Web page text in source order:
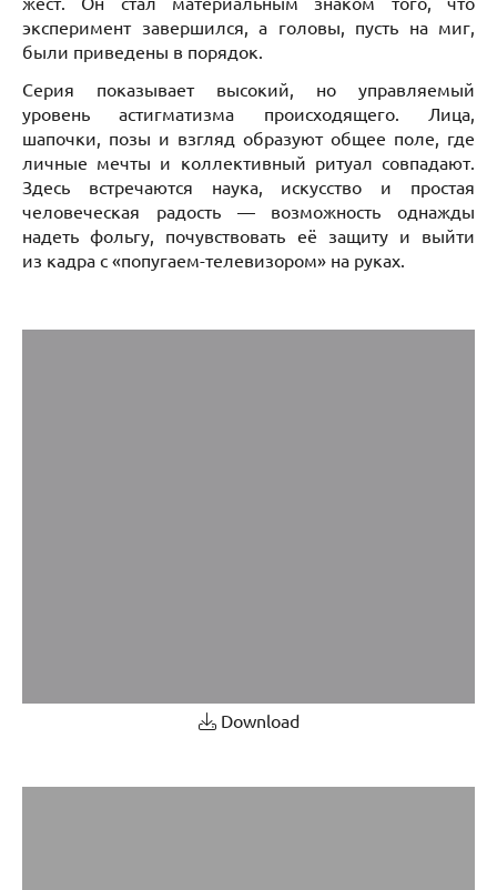
эксперимент завершился, а головы, пусть на миг,
были приведены в порядок.
Серия показывает высокий, но управляемый
уровень астигматизма происходящего. Лица,
шапочки, позы и взгляд образуют общее поле, где
личные мечты и коллективный ритуал совпадают.
Здесь встречаются наука, искусство и простая
человеческая радость — возможность однажды
надеть фольгу, почувствовать её защиту и выйти
из кадра с «попугаем-телевизором» на руках.
Download